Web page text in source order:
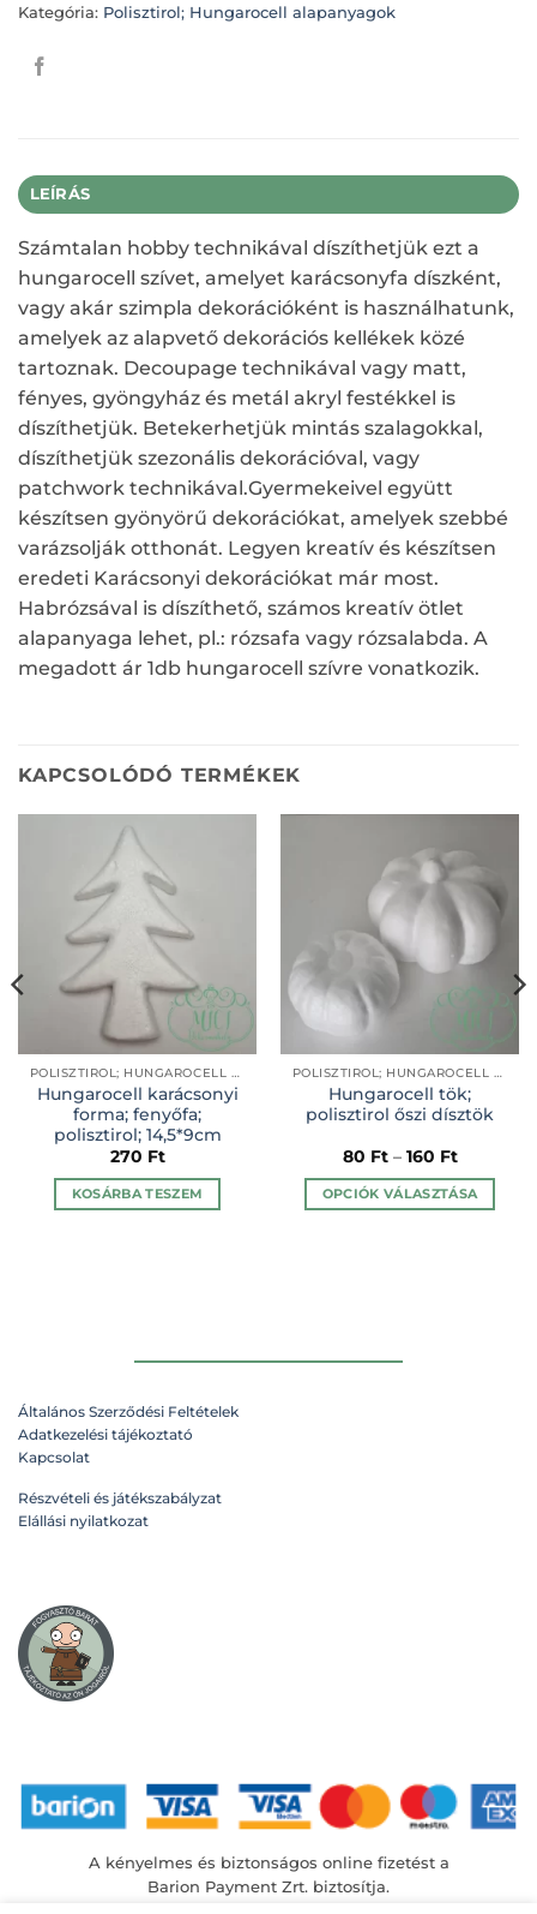
Kategória: Polisztirol; Hungarocell alapanyagok
LEÍRÁS
Számtalan hobby technikával díszíthetjük ezt a
hungarocell szívet, amelyet karácsonyfa díszként,
vagy akár szimpla dekorációként is használhatunk,
amelyek az alapvető dekorációs kellékek közé
tartoznak. Decoupage technikával vagy matt,
fényes, gyöngyház és metál akryl festékkel is
díszíthetjük. Betekerhetjük mintás szalagokkal,
díszíthetjük szezonális dekorációval, vagy
patchwork technikával.Gyermekeivel együtt
készítsen gyönyörű dekorációkat, amelyek szebbé
varázsolják otthonát. Legyen kreatív és készítsen
eredeti Karácsonyi dekorációkat már most.
Habrózsával is díszíthető, számos kreatív ötlet
alapanyaga lehet, pl.: rózsafa vagy rózsalabda. A
megadott ár 1db hungarocell szívre vonatkozik.
KAPCSOLÓDÓ TERMÉKEK
POLISZTIROL; HUNGAROCELL ALAPANYAGOK
Hungarocell karácsonyi
forma; fenyőfa;
polisztirol; 14,5*9cm
270 Ft
KOSÁRBA TESZEM
POLISZTIROL; HUNGAROCELL ALAPANYAGOK
Hungarocell tök;
polisztirol őszi dísztök
80 Ft– 160 Ft
OPCIÓK VÁLASZTÁSA
Általános Szerződési Feltételek
Adatkezelési tájékoztató
Kapcsolat
Részvételi és játékszabályzat
Elállási nyilatkozat
A kényelmes és biztonságos online fizetést a
Barion Payment Zrt. biztosítja.